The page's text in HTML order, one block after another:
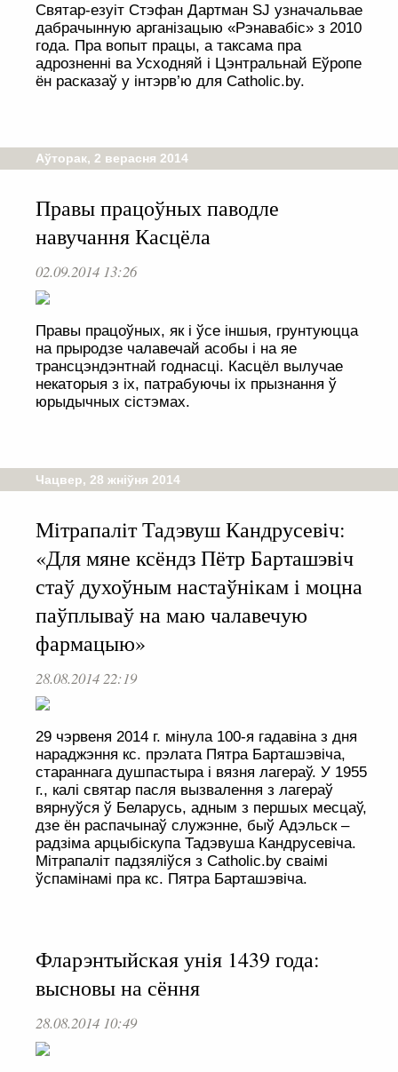
Святар-езуіт Стэфан Дартман SJ узначальвае
дабрачынную арганізацыю «Рэнавабіс» з 2010
года. Пра вопыт працы, а таксама пра
адрозненні ва Усходняй і Цэнтральнай Еўропе
ён расказаў у інтэрв’ю для Catholic.by.
Аўторак, 2 верасня 2014
Правы працоўных паводле
навучання Касцёла
02.09.2014 13:26
Правы працоўных, як і ўсе іншыя, грунтуюцца
на прыродзе чалавечай асобы і на яе
трансцэндэнтнай годнасці. Касцёл вылучае
некаторыя з іх, патрабуючы іх прызнання ў
юрыдычных сістэмах.
Чацвер, 28 жніўня 2014
Мітрапаліт Тадэвуш Кандрусевіч:
«Для мяне ксёндз Пётр Барташэвіч
стаў духоўным настаўнікам і моцна
паўплываў на маю чалавечую
фармацыю»
28.08.2014 22:19
29 чэрвеня 2014 г. мінула 100-я гадавіна з дня
нараджэння кс. прэлата Пятра Барташэвіча,
стараннага душпастыра і вязня лагераў. У 1955
г., калі святар пасля вызвалення з лагераў
вярнуўся ў Беларусь, адным з першых месцаў,
дзе ён распачынаў служэнне, быў Адэльск –
радзіма арцыбіскупа Тадэвуша Кандрусевіча.
Мітрапаліт падзяліўся з Catholic.by сваімі
ўспамінамі пра кс. Пятра Барташэвіча.
Фларэнтыйская унія 1439 года:
высновы на сёння
28.08.2014 10:49